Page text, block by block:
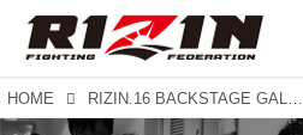
HOME RIZIN.16 BACKSTAGE GALLERY